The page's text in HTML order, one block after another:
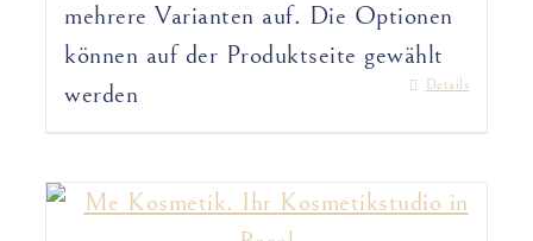
mehrere Varianten auf. Die Optionen
können auf der Produktseite gewählt
werden
Details